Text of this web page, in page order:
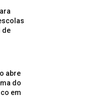
de
abre
do
em